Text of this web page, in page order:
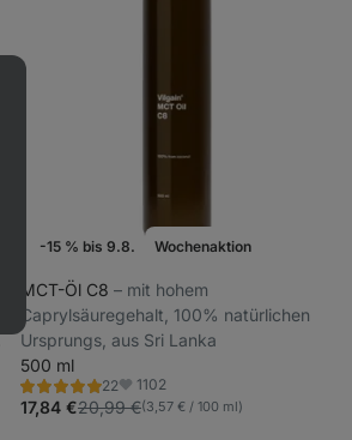
-15 % bis 9.8. Wochenaktion
MCT-Öl C8 ⁠–⁠ mit hohem
Caprylsäuregehalt, 100% natürlichen
Ursprungs, aus Sri Lanka
500 ml
22
Bewertung
5.0/5,
22
Favoriten
1102
17,84 €20,99 €(3,57 € / 100 ml)